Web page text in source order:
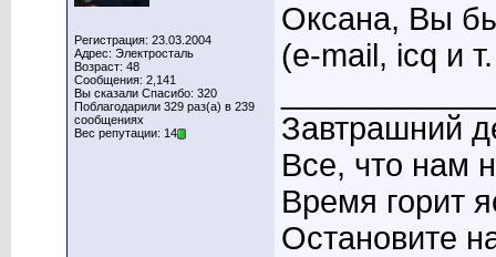
Регистрация: 23.03.2004
Адрес: Электросталь
Возраст: 48
Сообщения: 2,141
Вы сказали Спасибо: 320
Поблагодарили 329 раз(а) в 239
сообщениях
Вес репутации: 14
Оксана, Вы
(e-mail, icq и
Завтрашний
Все, что нам
Время горит
Остановите